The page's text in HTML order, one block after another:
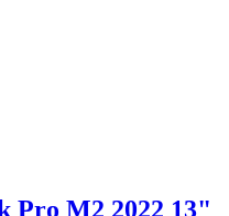
Pro M2 2022 13"